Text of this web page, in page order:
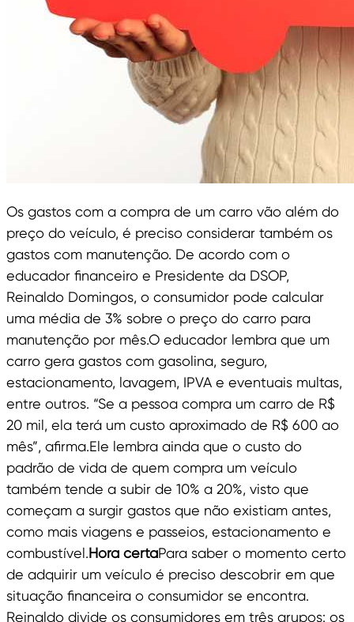
Os gastos com a compra de um carro vão além do
preço do veículo, é preciso considerar também os
gastos com manutenção. De acordo com o
educador financeiro e Presidente da DSOP,
Reinaldo Domingos, o consumidor pode calcular
uma média de 3% sobre o preço do carro para
manutenção por mês.O educador lembra que um
carro gera gastos com gasolina, seguro,
estacionamento, lavagem, IPVA e eventuais multas,
entre outros. “Se a pessoa compra um carro de R$
20 mil, ela terá um custo aproximado de R$ 600 ao
mês”, afirma.Ele lembra ainda que o custo do
padrão de vida de quem compra um veículo
também tende a subir de 10% a 20%, visto que
começam a surgir gastos que não existiam antes,
como mais viagens e passeios, estacionamento e
combustível.Hora certaPara saber o momento certo
de adquirir um veículo é preciso descobrir em que
situação financeira o consumidor se encontra.
Reinaldo divide os consumidores em três grupos: os